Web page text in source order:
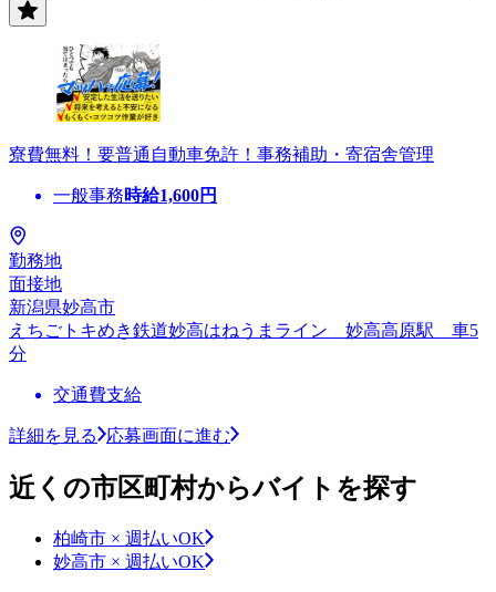
寮費無料！要普通自動車免許！事務補助・寄宿舎管理
一般事務時給1,600円
勤務地
面接地
新潟県妙高市
えちごトキめき鉄道妙高はねうまライン 妙高高原駅 車5
分
交通費支給
詳細を見る 応募画面に進む
近くの市区町村からバイトを探す
柏崎市 × 週払いOK
妙高市 × 週払いOK